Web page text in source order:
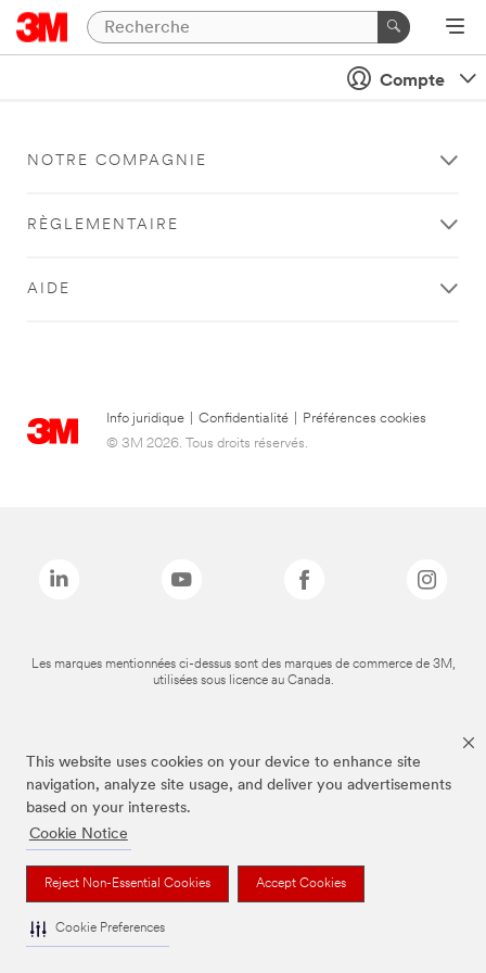
This website uses cookies on your device to enhance site
navigation, analyze site usage, and deliver you advertisements
based on your interests.
Cookie Notice
Reject Non-Essential Cookies Accept Cookies
Cookie Preferences
Compte
NOTRE COMPAGNIE
RÈGLEMENTAIRE
AIDE
Info juridique Confidentialité
Préférences cookies
© 3M 2026. Tous droits réservés.
Les marques mentionnées ci-dessus sont des marques de commerce de 3M,
utilisées sous licence au Canada.